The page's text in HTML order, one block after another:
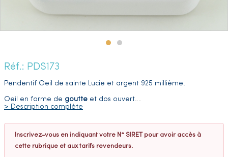
Réf.: PDS173
Pendentif Oeil de sainte Lucie et argent 925 millième.
Oeil en forme de goutte et dos ouvert…
> Description complète
Inscrivez-vous en indiquant votre N° SIRET pour avoir accès à
cette rubrique et aux tarifs revendeurs.